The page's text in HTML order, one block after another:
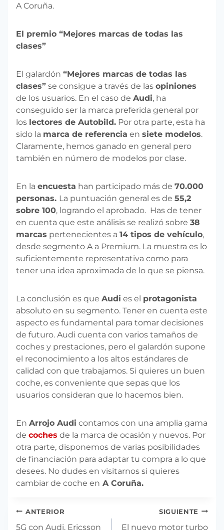
A Coruña.
El premio “Mejores marcas de todas las
clases”
El galardón “Mejores marcas de todas las
clases” se consigue a través de las opiniones
de los usuarios. En el caso de Audi, ha
conseguido ser la marca preferida general por
los lectores de Autobild. Por otra parte, esta ha
sido la marca de referencia en siete modelos.
Claramente, hemos ganado en general pero
también en número de modelos por clase.
En la encuesta han participado más de 70.000
personas. La puntuación general es de 55,2
sobre 100, logrando el aprobado. Has de tener
en cuenta que este análisis se realizó sobre 38
marcas pertenecientes a 14 tipos de vehículo,
desde segmento A a Premium. La muestra es lo
suficientemente representativa como para
tener una idea aproximada de lo que se piensa.
La conclusión es que Audi es el protagonista
absoluto en su segmento. Tener en cuenta este
aspecto es fundamental para tomar decisiones
de futuro. Audi cuenta con varios tamaños de
coches y prestaciones, pero el galardón supone
el reconocimiento a los altos estándares de
calidad con que trabajamos. Si quieres un buen
coche, es conveniente que sepas que los
usuarios consideran que lo hacemos bien.
En Arrojo Audi contamos con una amplia gama
de coches de la marca de ocasión y nuevos. Por
otra parte, disponemos de varias posibilidades
de financiación para adaptar tu compra a lo que
desees. No dudes en visitarnos si quieres
cambiar de coche en A Coruña.
Navegación
de
ANTERIOR
5G con Audi, Ericsson
SIGUIENTE
El nuevo motor turbo